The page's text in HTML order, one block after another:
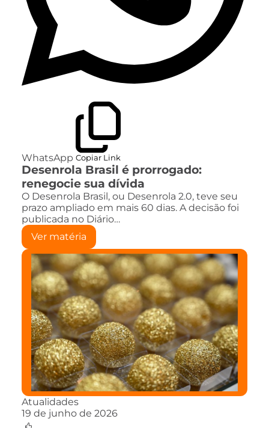
WhatsApp Copiar Link
Desenrola Brasil é prorrogado:
renegocie sua dívida
O Desenrola Brasil, ou Desenrola 2.0, teve seu
prazo ampliado em mais 60 dias. A decisão foi
publicada no Diário…
Ver matéria
Atualidades
19 de junho de 2026